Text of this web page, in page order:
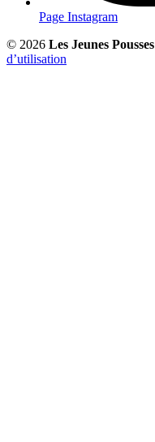
Page Instagram
© 2026 Les Jeunes Pousses
d’utilisation